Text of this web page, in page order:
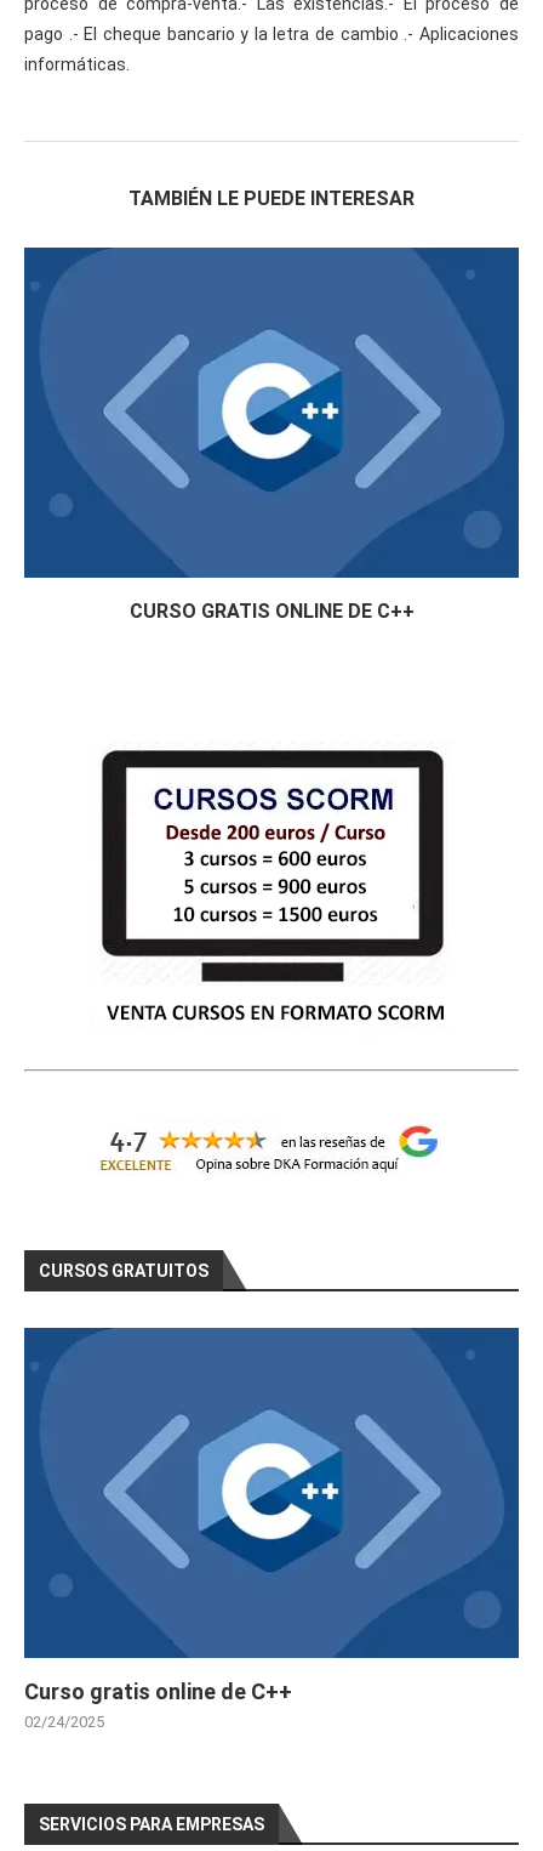
pago .- El cheque bancario y la letra de cambio .- Aplicaciones
informáticas.
TAMBIÉN LE PUEDE INTERESAR
CURSO GRATIS ONLINE DE C++
CURSOS GRATUITOS
Curso gratis online de C++
02/24/2025
SERVICIOS PARA EMPRESAS